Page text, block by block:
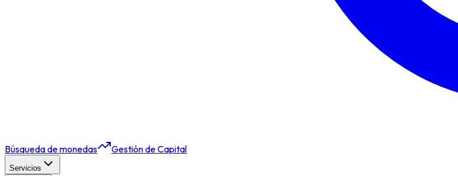
Búsqueda de monedas Gestión de Capital
Servicios